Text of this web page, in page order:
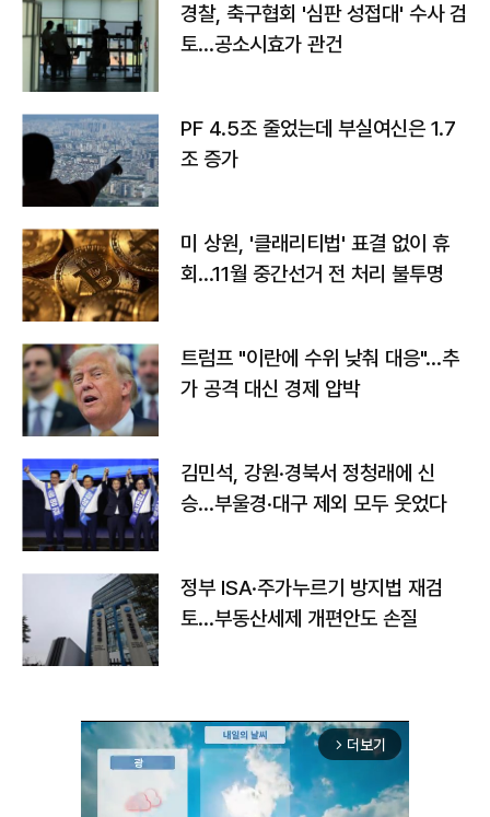
경찰, 축구협회 '심판 성접대' 수사 검
토…공소시효가 관건
PF 4.5조 줄었는데 부실여신은 1.7
조 증가
미 상원, '클래리티법' 표결 없이 휴
회…11월 중간선거 전 처리 불투명
트럼프 "이란에 수위 낮춰 대응"…추
가 공격 대신 경제 압박
김민석, 강원·경북서 정청래에 신
승…부울경·대구 제외 모두 웃었다
정부 ISA·주가누르기 방지법 재검
토…부동산세제 개편안도 손질
arrow_forward_ios 더보기